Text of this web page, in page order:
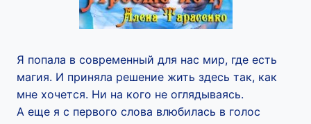
Я попала в современный для нас мир, где есть
магия. И приняла решение жить здесь так, как
мне хочется. Ни на кого не оглядываясь.
А еще я с первого слова влюбилась в голос